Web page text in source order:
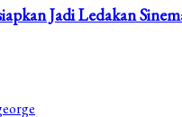
Jadi Ledakan